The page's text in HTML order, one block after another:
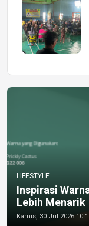
LIFESTYLE
Inspirasi
Lebih Menarik
Kamis, 30 Jul 2026